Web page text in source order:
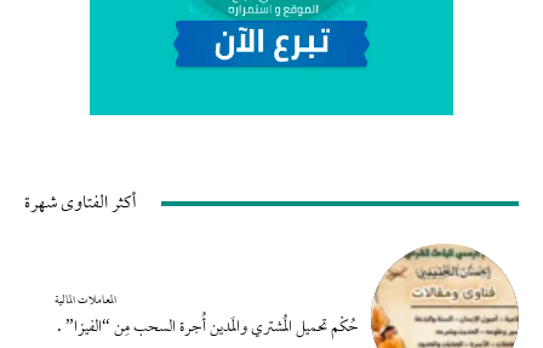
أكثر الفتاوى شهرة
المعاملات المالية
حُكْم تحميل المُشتري والمَدين أُجرة السحب مِن “الفيزا” .